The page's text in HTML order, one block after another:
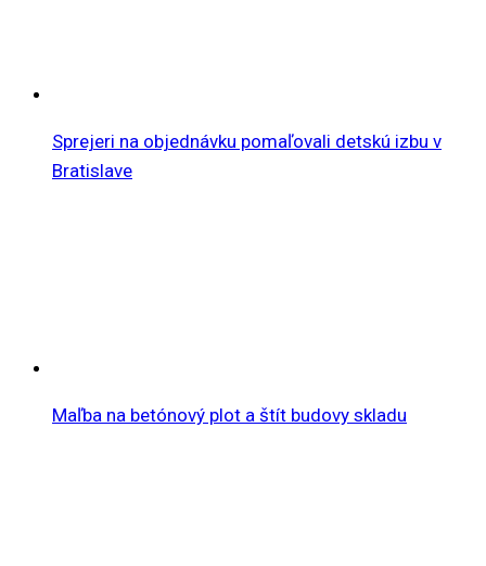
Sprejeri na objednávku pomaľovali detskú izbu v
Bratislave
Maľba na betónový plot a štít budovy skladu